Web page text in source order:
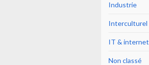
Industrie
Interculturel
IT & internet
Non classé